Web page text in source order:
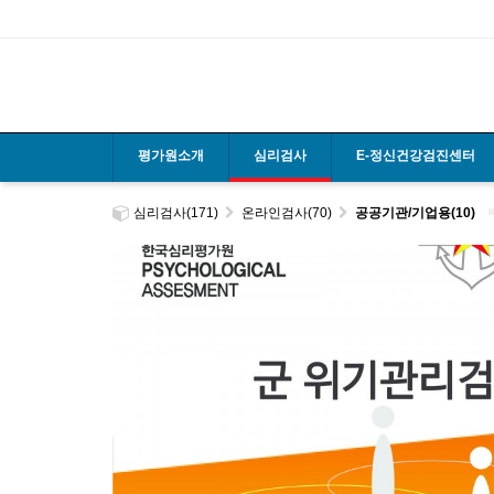
평가원소개 심리검사 E-정신건강검진센터
심리검사(171) 온라인검사(70) 공공기관/기업용(10)